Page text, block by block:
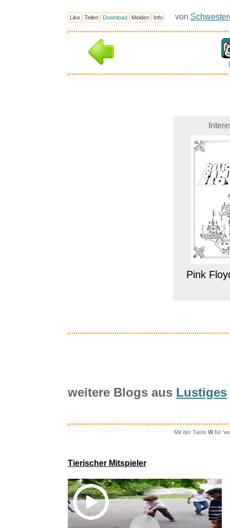
Like Teilen Download Melden Info von
Pink
weitere Blogs aus Lustiges
Mit der Taste Wfür
Tierischer Mitspieler